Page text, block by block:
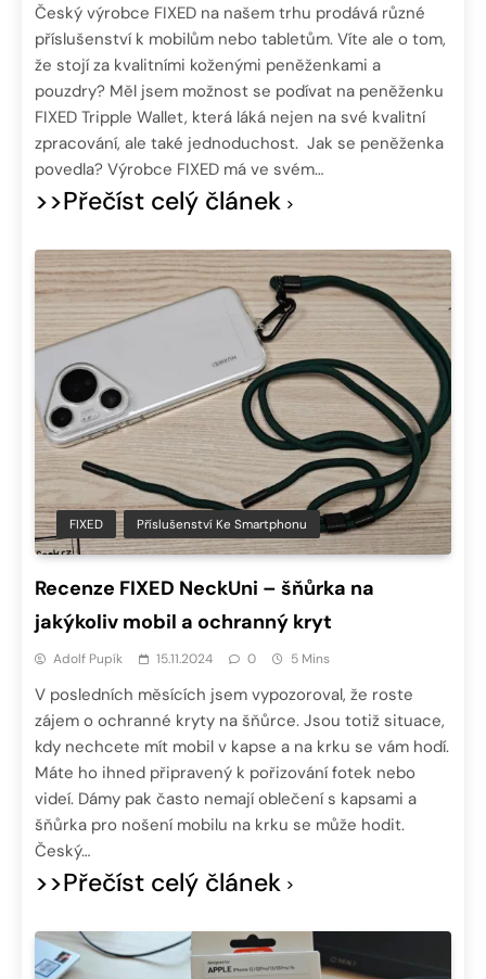
Český výrobce FIXED na našem trhu prodává různé
příslušenství k mobilům nebo tabletům. Víte ale o tom,
že stojí za kvalitními koženými peněženkami a
pouzdry? Měl jsem možnost se podívat na peněženku
FIXED Tripple Wallet, která láká nejen na své kvalitní
zpracování, ale také jednoduchost. Jak se peněženka
povedla? Výrobce FIXED má ve svém…
>>Přečíst celý článek
FIXED Příslušenství Ke Smartphonu
Recenze FIXED NeckUni – šňůrka na
jakýkoliv mobil a ochranný kryt
Adolf Pupík 15.11.2024 0 5 Mins
V posledních měsících jsem vypozoroval, že roste
zájem o ochranné kryty na šňůrce. Jsou totiž situace,
kdy nechcete mít mobil v kapse a na krku se vám hodí.
Máte ho ihned připravený k pořizování fotek nebo
videí. Dámy pak často nemají oblečení s kapsami a
šňůrka pro nošení mobilu na krku se může hodit.
Český…
>>Přečíst celý článek